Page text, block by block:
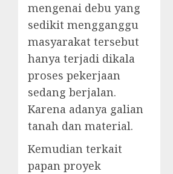
mengenai debu yang
sedikit mengganggu
masyarakat tersebut
hanya terjadi dikala
proses pekerjaan
sedang berjalan.
Karena adanya galian
tanah dan material.
Kemudian terkait
papan proyek